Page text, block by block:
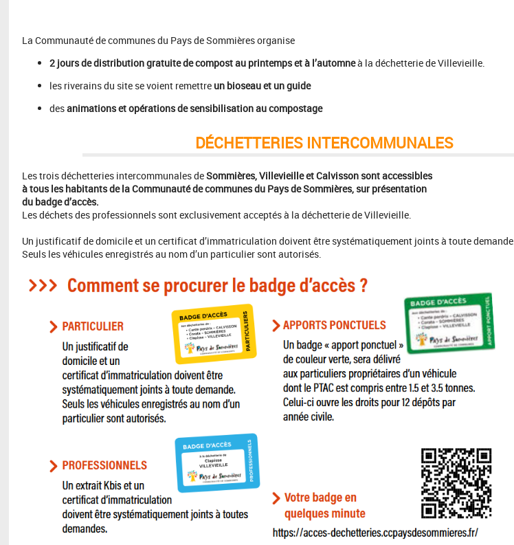
La Communauté de communes du Pays de Sommières organise
2 jours de distribution gratuite de compost au printemps et à l’automneà la déchetterie de Villevieille.
les riverains du site se voient remettre un bioseau et un guide
desanimations et opérations de sensibilisation au compostage
DÉCHETTERIES INTERCOMMUNALES
Les trois déchetteries intercommunales deSommières, Villevieille et Calvisson sont accessibles
à tous les habitants de la Communauté de communes du Pays de Sommières, sur présentation
du badge d’accès.
Les déchets des professionnels sont exclusivement acceptés à la déchetterie de Villevieille.
Un justificatif de domicile et un certificat d’immatriculation doivent être systématiquement joints à toute demande.
Seuls les véhicules enregistrés au nom d’un particulier sont autorisés.